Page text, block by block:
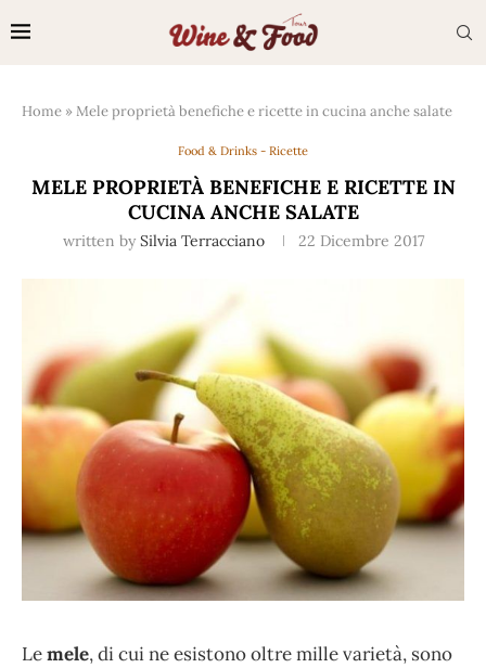
Home »Mele proprietà benefiche e ricette in cucina anche salate
Food & Drinks - Ricette
MELE PROPRIETÀ BENEFICHE E RICETTE IN
CUCINA ANCHE SALATE
written by Silvia Terracciano 22 Dicembre 2017
Lemele, di cui ne esistono oltre mille varietà, sono